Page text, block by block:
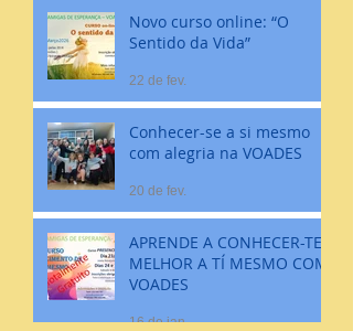
Novo curso online: “O
Sentido da Vida”
22 de fev.
Conhecer-se a si mesmo
com alegria na VOADES
20 de fev.
APRENDE A CONHECER-TE
MELHOR A TÍ MESMO COM
VOADES
16 de jan.